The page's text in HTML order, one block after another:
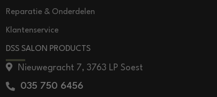
Reparatie & Onderdelen
Klantenservice
DSS SALON PRODUCTS
Nieuwegracht 7, 3763 LP Soest
035 750 6456